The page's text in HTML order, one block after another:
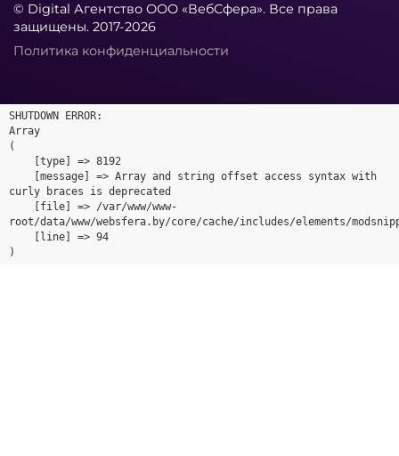
© Digital Агентство ООО «ВебСфера». Все права
защищены. 2017-2026
Политика конфиденциальности
SHUTDOWN ERROR:
Array
(
curly braces is deprecated
root/data/www/websfera.by/core/cache/includes/elements/